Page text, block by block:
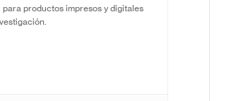
productos impresos y digitales